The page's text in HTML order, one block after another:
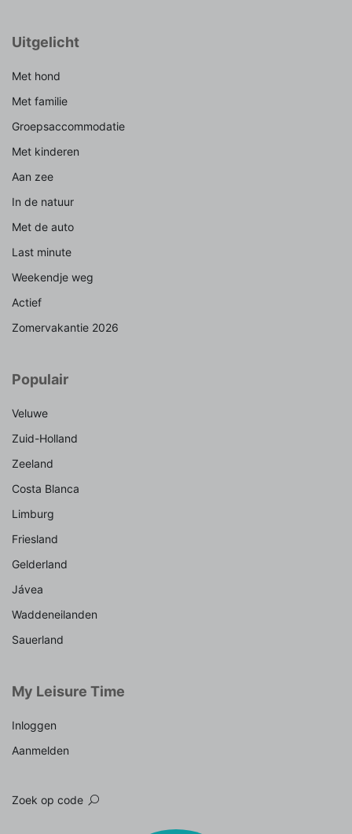
Uitgelicht
Met hond
Met familie
Groepsaccommodatie
Met kinderen
Aan zee
In de natuur
Met de auto
Last minute
Weekendje weg
Actief
Zomervakantie 2026
Populair
Veluwe
Zuid-Holland
Zeeland
Costa Blanca
Limburg
Friesland
Gelderland
Jávea
Waddeneilanden
Sauerland
My Leisure Time
Inloggen
Aanmelden
Zoek op code